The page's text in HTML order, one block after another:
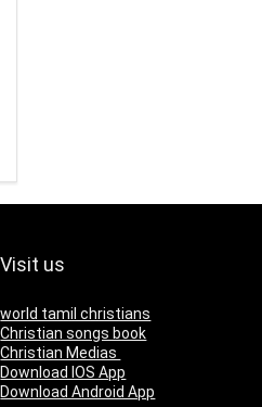
Visit us
world tamil christians
Christian songs book
Christian Medias
Download IOS App
Download Android App